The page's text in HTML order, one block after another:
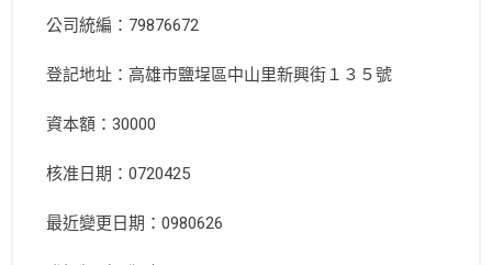
公司統編：79876672
登記地址：高雄市鹽埕區中山里新興街１３５號
資本額：30000
核准日期：0720425
最近變更日期：0980626